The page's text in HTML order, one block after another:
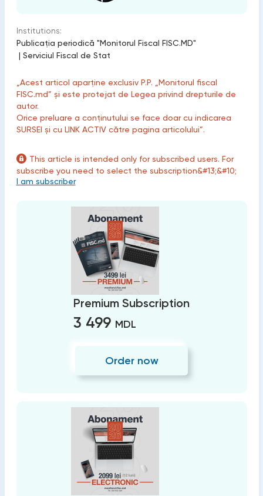
Institutions:
Publicaţia periodică "Monitorul Fiscal FISC.MD"
| Serviciul Fiscal de Stat
„Acest articol aparține exclusiv P.P. „Monitorul fiscal
FISC.md” și este protejat de Legea privind drepturile de
autor.
Orice preluare a conținutului se face doar cu indicarea
SURSEI și cu LINK ACTIV către pagina articolului”.
This article is intended only for subscribed users. For
subscribe you need to select the subscription&#13;&#10;
I am subscriber
Premium Subscription
3 499 MDL
Order now